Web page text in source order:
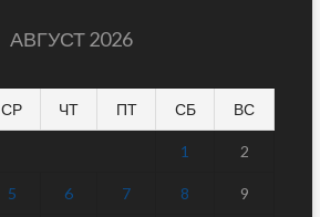
АВГУСТ 2026
СР ЧТ ПТ СБ ВС
1 2
5 6 7 8 9